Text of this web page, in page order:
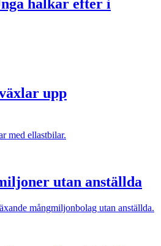
halkar efter i
upp
med ellastbilar.
utan anställda
mångmiljonbolag utan anställda.